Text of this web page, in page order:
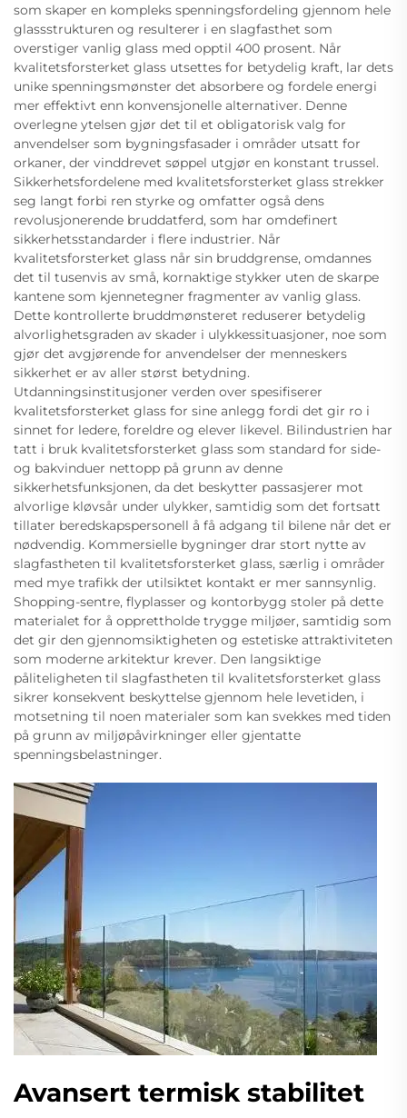
som skaper en kompleks spenningsfordeling gjennom hele
glassstrukturen og resulterer i en slagfasthet som
overstiger vanlig glass med opptil 400 prosent. Når
kvalitetsforsterket glass utsettes for betydelig kraft, lar dets
unike spenningsmønster det absorbere og fordele energi
mer effektivt enn konvensjonelle alternativer. Denne
overlegne ytelsen gjør det til et obligatorisk valg for
anvendelser som bygningsfasader i områder utsatt for
orkaner, der vinddrevet søppel utgjør en konstant trussel.
Sikkerhetsfordelene med kvalitetsforsterket glass strekker
seg langt forbi ren styrke og omfatter også dens
revolusjonerende bruddatferd, som har omdefinert
sikkerhetsstandarder i flere industrier. Når
kvalitetsforsterket glass når sin bruddgrense, omdannes
det til tusenvis av små, kornaktige stykker uten de skarpe
kantene som kjennetegner fragmenter av vanlig glass.
Dette kontrollerte bruddmønsteret reduserer betydelig
alvorlighetsgraden av skader i ulykkessituasjoner, noe som
gjør det avgjørende for anvendelser der menneskers
sikkerhet er av aller størst betydning.
Utdanningsinstitusjoner verden over spesifiserer
kvalitetsforsterket glass for sine anlegg fordi det gir ro i
sinnet for ledere, foreldre og elever likevel. Bilindustrien har
tatt i bruk kvalitetsforsterket glass som standard for side-
og bakvinduer nettopp på grunn av denne
sikkerhetsfunksjonen, da det beskytter passasjerer mot
alvorlige kløvsår under ulykker, samtidig som det fortsatt
tillater beredskapspersonell å få adgang til bilene når det er
nødvendig. Kommersielle bygninger drar stort nytte av
slagfastheten til kvalitetsforsterket glass, særlig i områder
med mye trafikk der utilsiktet kontakt er mer sannsynlig.
Shopping-sentre, flyplasser og kontorbygg stoler på dette
materialet for å opprettholde trygge miljøer, samtidig som
det gir den gjennomsiktigheten og estetiske attraktiviteten
som moderne arkitektur krever. Den langsiktige
påliteligheten til slagfastheten til kvalitetsforsterket glass
sikrer konsekvent beskyttelse gjennom hele levetiden, i
motsetning til noen materialer som kan svekkes med tiden
på grunn av miljøpåvirkninger eller gjentatte
spenningsbelastninger.
Avansert termisk stabilitet